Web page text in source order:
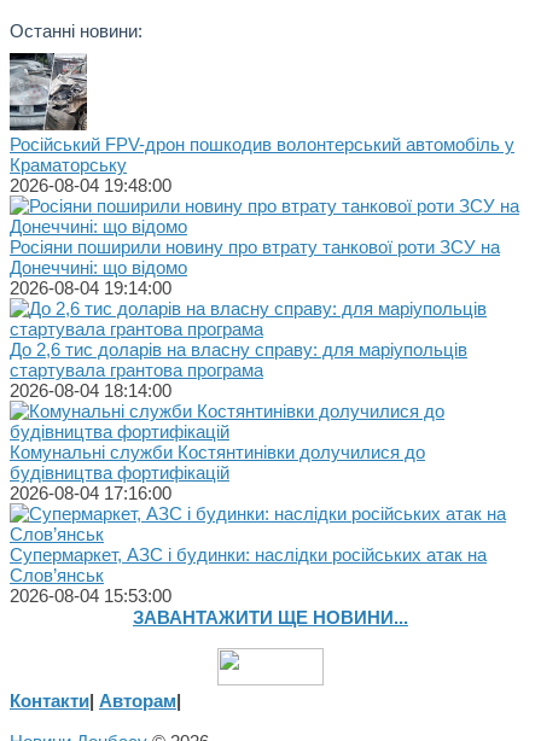
Останні новини:
Російський FPV-дрон пошкодив волонтерський автомобіль у
Краматорську
2026-08-04 19:48:00
Росіяни поширили новину про втрату танкової роти ЗСУ на
Донеччині: що відомо
2026-08-04 19:14:00
До 2,6 тис доларів на власну справу: для маріупольців
стартувала грантова програма
2026-08-04 18:14:00
Комунальні служби Костянтинівки долучилися до
будівництва фортифікацій
2026-08-04 17:16:00
Супермаркет, АЗС і будинки: наслідки російських атак на
Слов’янськ
2026-08-04 15:53:00
ЗАВАНТАЖИТИ ЩЕ НОВИНИ...
Контакти| Авторам|